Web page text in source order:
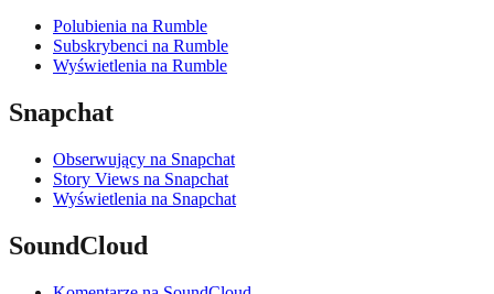
Polubienia na Rumble
Subskrybenci na Rumble
Wyświetlenia na Rumble
Snapchat
Obserwujący na Snapchat
Story Views na Snapchat
Wyświetlenia na Snapchat
SoundCloud